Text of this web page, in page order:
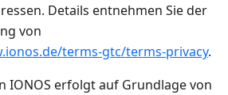
Details entnehmen Sie der
von
terms-gtc/terms-privacy.
IONOS erfolgt auf Grundlage von